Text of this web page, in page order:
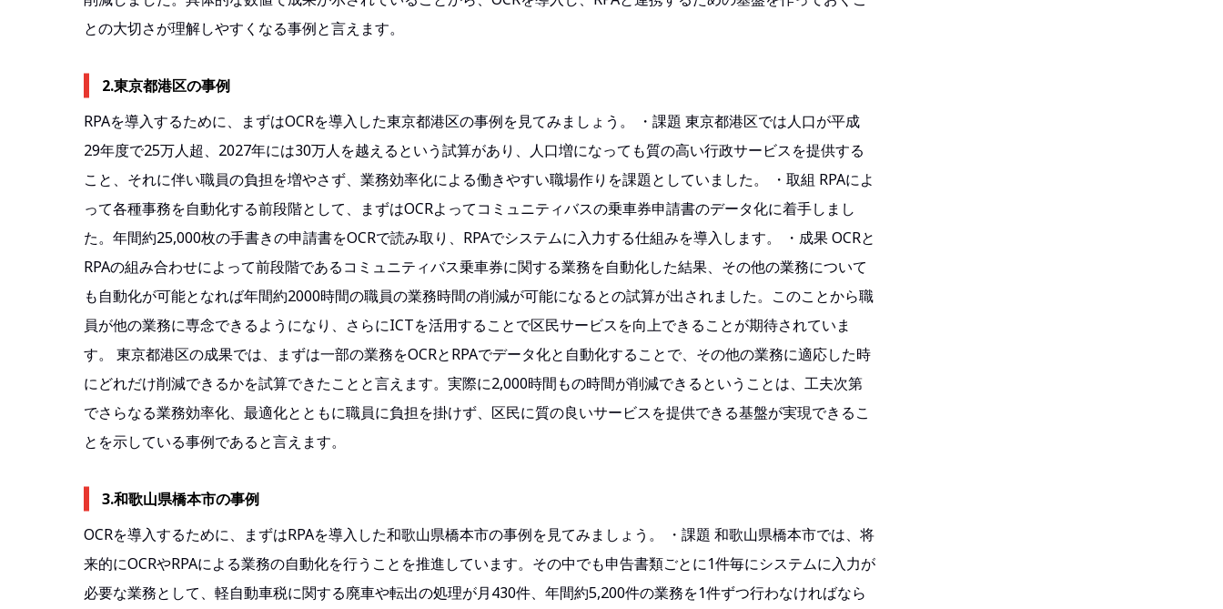
との大切さが理解しやすくなる事例と言えます。
2.東京都港区の事例
RPAを導入するために、まずはOCRを導入した東京都港区の事例を見てみましょう。 ・課題 東京都港区では人口が平成
29年度で25万人超、2027年には30万人を越えるという試算があり、人口増になっても質の高い行政サービスを提供する
こと、それに伴い職員の負担を増やさず、業務効率化による働きやすい職場作りを課題としていました。 ・取組 RPAによ
って各種事務を自動化する前段階として、まずはOCRよってコミュニティバスの乗車券申請書のデータ化に着手しまし
た。年間約25,000枚の手書きの申請書をOCRで読み取り、RPAでシステムに入力する仕組みを導入します。 ・成果 OCRと
RPAの組み合わせによって前段階であるコミュニティバス乗車券に関する業務を自動化した結果、その他の業務について
も自動化が可能となれば年間約2000時間の職員の業務時間の削減が可能になるとの試算が出されました。このことから職
員が他の業務に専念できるようになり、さらにICTを活用することで区民サービスを向上できることが期待されていま
す。 東京都港区の成果では、まずは一部の業務をOCRとRPAでデータ化と自動化することで、その他の業務に適応した時
にどれだけ削減できるかを試算できたことと言えます。実際に2,000時間もの時間が削減できるということは、工夫次第
でさらなる業務効率化、最適化とともに職員に負担を掛けず、区民に質の良いサービスを提供できる基盤が実現できるこ
とを示している事例であると言えます。
3.和歌山県橋本市の事例
OCRを導入するために、まずはRPAを導入した和歌山県橋本市の事例を見てみましょう。 ・課題 和歌山県橋本市では、将
来的にOCRやRPAによる業務の自動化を行うことを推進しています。その中でも申告書類ごとに1件毎にシステムに入力が
必要な業務として、軽自動車税に関する廃車や転出の処理が月430件、年間約5,200件の業務を1件ずつ行わなければなら